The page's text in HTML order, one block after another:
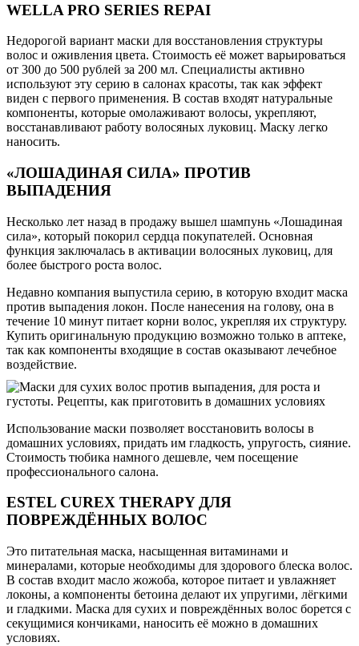
WELLA PRO SERIES REPAI
Недорогой вариант маски для восстановления структуры
волос и оживления цвета. Стоимость её может варьироваться
от 300 до 500 рублей за 200 мл. Специалисты активно
используют эту серию в салонах красоты, так как эффект
виден с первого применения. В состав входят натуральные
компоненты, которые омолаживают волосы, укрепляют,
восстанавливают работу волосяных луковиц. Маску легко
наносить.
«ЛОШАДИНАЯ СИЛА» ПРОТИВ
ВЫПАДЕНИЯ
Несколько лет назад в продажу вышел шампунь «Лошадиная
сила», который покорил сердца покупателей. Основная
функция заключалась в активации волосяных луковиц, для
более быстрого роста волос.
Недавно компания выпустила серию, в которую входит маска
против выпадения локон. После нанесения на голову, она в
течение 10 минут питает корни волос, укрепляя их структуру.
Купить оригинальную продукцию возможно только в аптеке,
так как компоненты входящие в состав оказывают лечебное
воздействие.
Использование маски позволяет восстановить волосы в
домашних условиях, придать им гладкость, упругость, сияние.
Стоимость тюбика намного дешевле, чем посещение
профессионального салона.
ESTEL CUREX THERAPY ДЛЯ
ПОВРЕЖДЁННЫХ ВОЛОС
Это питательная маска, насыщенная витаминами и
минералами, которые необходимы для здорового блеска волос.
В состав входит масло жожоба, которое питает и увлажняет
локоны, а компоненты бетоина делают их упругими, лёгкими
и гладкими. Маска для сухих и повреждённых волос борется с
секущимися кончиками, наносить её можно в домашних
условиях.